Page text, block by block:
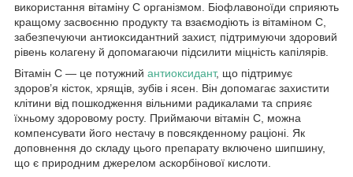
використання вітаміну C організмом. Біофлавоноїди сприяють
кращому засвоєнню продукту та взаємодіють із вітаміном C,
забезпечуючи антиоксидантний захист, підтримуючи здоровий
рівень колагену й допомагаючи підсилити міцність капілярів.
Вітамін C — це потужний антиоксидант, що підтримує
здоров’я кісток, хрящів, зубів і ясен. Він допомагає захистити
клітини від пошкодження вільними радикалами та сприяє
їхньому здоровому росту. Приймаючи вітамін C, можна
компенсувати його нестачу в повсякденному раціоні. Як
доповнення до складу цього препарату включено шипшину,
що є природним джерелом аскорбінової кислоти.